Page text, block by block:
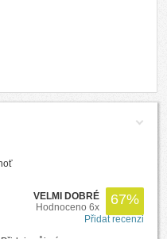
67%
VELMI DOBRÉ
Hodnoceno 6x
Přidat recenzi